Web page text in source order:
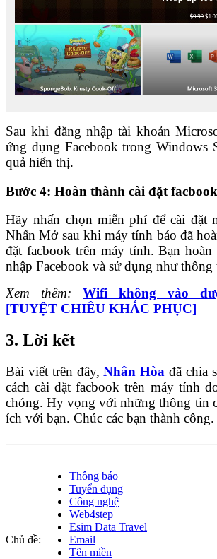
Sau khi đăng nhập tài khoản
ứng dụng Facebook trong Windows
quả hiển thị.
Bước 4: Hoàn thành cài đặt
Hãy nhấn chọn miễn phí để cài đặt
Nhấn Mở sau khi máy tính báo đã
đặt facbook trên máy tính. Bạn hoàn
nhập Facebook và sử dụng như thông
Xem thêm: Wifi không vào
[TUYỆT CHIÊU KHẮC PHỤC]
3. Lời kết
Bài viết trên đây,Nhân Hòa đã chia
cách cài đặt facbook trên máy tính
chóng. Hy vọng với những thông tin
ích với bạn. Chúc các bạn thành công.
Chủ đề:
Thông báo
Tuyển dụng
Công nghệ
Web4step
Esim Data Travel
Email
Tên miền